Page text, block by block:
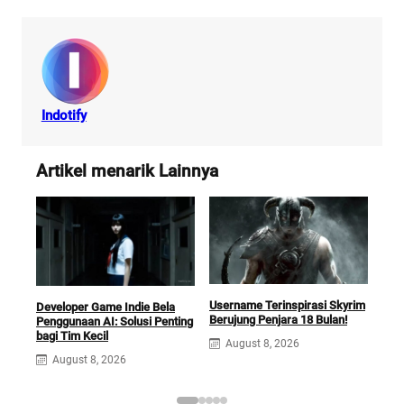
Indotify
Artikel menarik Lainnya
Developer Game Indie Bela
Penggunaan AI: Solusi Penting
bagi Tim Kecil
August 8, 2026
Username Terinspirasi Skyrim
Berujung Penjara 18 Bulan!
August 8, 2026